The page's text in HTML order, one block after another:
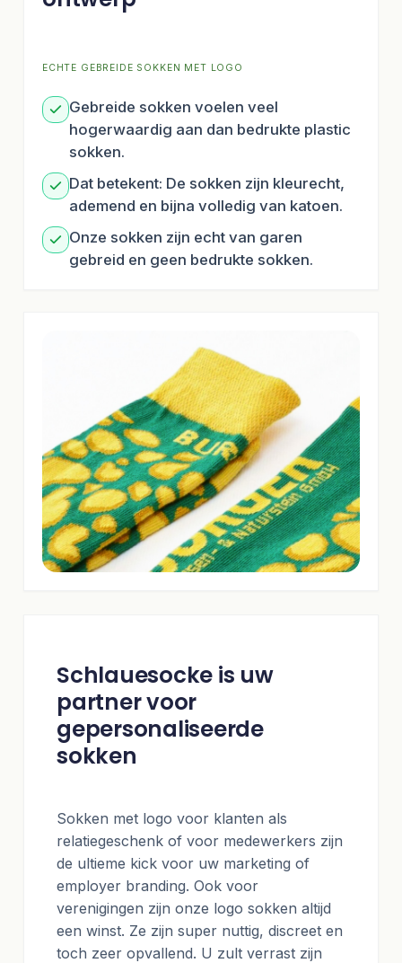
ECHTE GEBREIDE SOKKEN MET LOGO
Gebreide sokken voelen veel
hogerwaardig aan dan bedrukte plastic
sokken.
Dat betekent: De sokken zijn kleurecht,
ademend en bijna volledig van katoen.
Onze sokken zijn echt van garen
gebreid en geen bedrukte sokken.
Schlauesocke is uw
partner voor
gepersonaliseerde
sokken
Sokken met logo voor klanten als
relatiegeschenk of voor medewerkers zijn
de ultieme kick voor uw marketing of
employer branding. Ook voor
verenigingen zijn onze logo sokken altijd
een winst. Ze zijn super nuttig, discreet en
toch zeer opvallend. U zult verrast zijn